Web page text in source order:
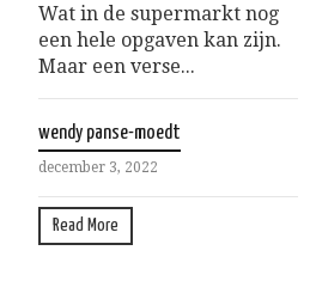
Wat in de supermarkt nog
een hele opgaven kan zijn.
Maar een verse...
wendy panse-moedt
december 3, 2022
Read More